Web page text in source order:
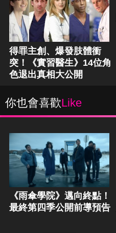
得罪主創、爆發肢體衝
突！《實習醫生》14位角
色退出真相大公開
你也會喜歡Like
《雨傘學院》邁向終點！
最終第四季公開前導預告